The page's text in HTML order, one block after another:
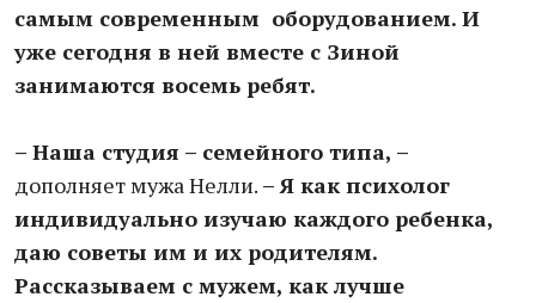
самым современным оборудованием. И
уже сегодня в ней вместе с Зиной
занимаются восемь ребят.
– Наша студия – семейного типа, –
дополняет мужа Нелли. – Я как психолог
индивидуально изучаю каждого ребенка,
даю советы им и их родителям.
Рассказываем с мужем, как лучше